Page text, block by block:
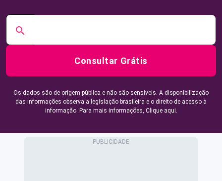
Consultar Grátis
Os dados são de origem pública e não são sensíveis. A disponibilização
das informações observa a legislação brasileira e o direito de acesso à
informação. Para mais informações, Clique aqui.